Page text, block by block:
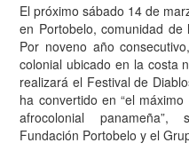
El próximo sábado 14 de
en Portobelo, comunidad
Por noveno año
colonial ubicado en la costa
realizará el Festival de
ha convertido en “el
afrocolonial
Fundación Portobelo y el